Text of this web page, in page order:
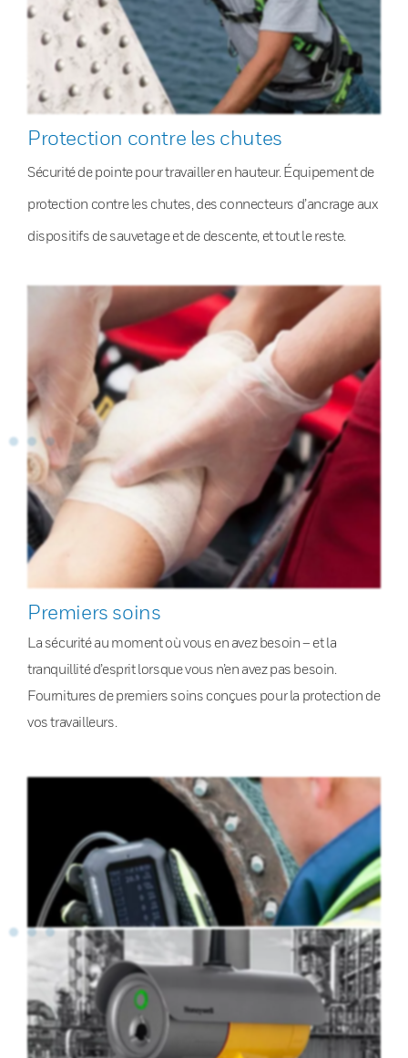
Protection contre les chutes
Sécurité de pointe pour travailler en hauteur. Équipement de
protection contre les chutes, des connecteurs d’ancrage aux
dispositifs de sauvetage et de descente, et tout le reste.
Premiers soins
La sécurité au moment où vous en avez besoin – et la
tranquillité d’esprit lorsque vous n’en avez pas besoin.
Fournitures de premiers soins conçues pour la protection de
vos travailleurs.